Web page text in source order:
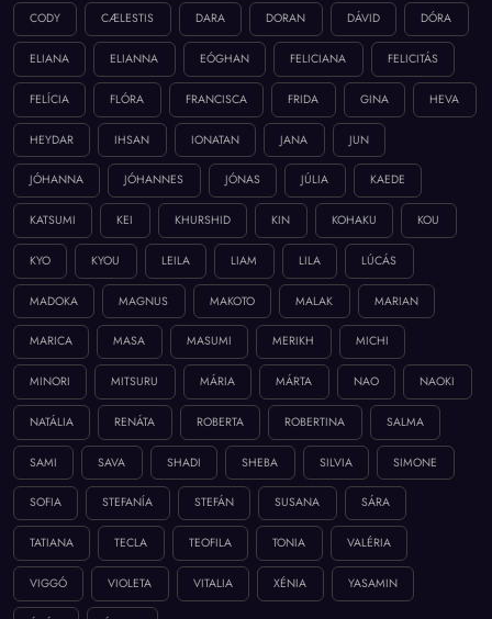
CODY CÆLESTIS DARA DORAN DÁVID DÓRA
ELIANA ELIANNA EÓGHAN FELICIANA FELICITÁS
FELÍCIA FLÓRA FRANCISCA FRIDA GINA HEVA
HEYDAR IHSAN IONATAN JANA JUN
JÓHANNA JÓHANNES JÓNAS JÚLIA KAEDE
KATSUMI KEI KHURSHID KIN KOHAKU KOU
KYO KYOU LEILA LIAM LILA LÚCÁS
MADOKA MAGNUS MAKOTO MALAK MARIAN
MARICA MASA MASUMI MERIKH MICHI
MINORI MITSURU MÁRIA MÁRTA NAO NAOKI
NATÁLIA RENÁTA ROBERTA ROBERTINA SALMA
SAMI SAVA SHADI SHEBA SILVIA SIMONE
SOFIA STEFANÍA STEFÁN SUSANA SÁRA
TATIANA TECLA TEOFILA TONIA VALÉRIA
VIGGÓ VIOLETA VITALIA XÉNIA YASAMIN